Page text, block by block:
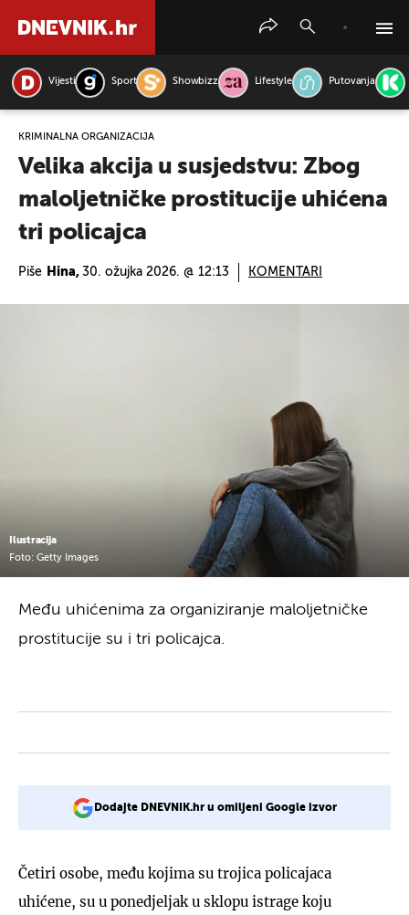
Vijesti Sport Showbizz Lifestyle Putovanja
KRIMINALNA ORGANIZACIJA
Velika akcija u susjedstvu: Zbog
maloljetničke prostitucije uhićena
tri policajca
Piše Hina, 30. ožujka 2026. @ 12:13 KOMENTARI
Ilustracija
Foto: Getty Images
Među uhićenima za organiziranje maloljetničke
prostitucije su i tri policajca.
Dodajte DNEVNIK.hr u omiljeni Google izvor
Četiri osobe, među kojima su trojica policajaca
uhićene, su u ponedjeljak u sklopu istrage koju
PRETRAŽITE VIJESTI